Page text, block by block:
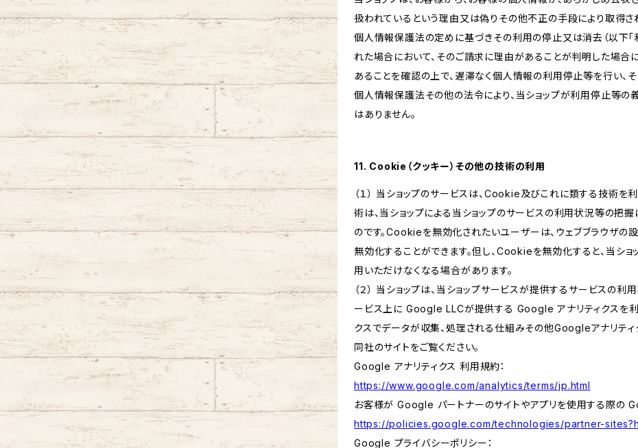
扱われているという理由又は偽りその他不正の手段により取得さ
個人情報保護法の定めに基づきその利用の停止又は消去（以下「
れた場合において、そのご請求に理由があることが判明した場合
あることを確認の上で、遅滞なく個人情報の利用停止等を行い、そ
個人情報保護法その他の法令により、当ショップが利用停止等の
はありません。
11. Cookie（クッキー）その他の技術の利用
（１） 当ショップのサービスは、Cookie及びこれに類する技術を
術は、当ショップによる当ショップのサービスの利用状況等の把
のです。Cookieを無効化されたいユーザーは、ウェブブラウザ
無効化することができます。但し、Cookieを無効化すると、当シ
用いただけなくなる場合があります。
（２） 当ショップは、当ショップサービスが提供するサービスの利
ービス上に Google LLCが提供する Google アナリティクスを利
クスでデータが収集、処理される仕組みその他Googleアナリティ
同社のサイトをご覧ください。
Google アナリティクス 利用規約：
https://www.google.com/analytics/terms/jp.html
お客様が Google パートナーのサイトやアプリを使用する際の
https://policies.google.com/technologies/partner-
Google プライバシーポリシー：